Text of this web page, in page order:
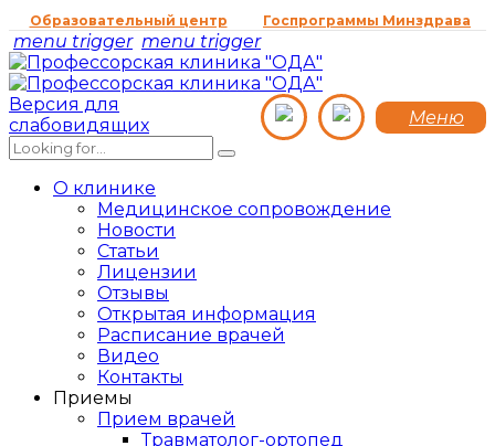
Образовательный центр Госпрограммы Минздрава
menu trigger menu trigger
Меню
Версия для
слабовидящих
О клинике
Медицинское сопровождение
Новости
Статьи
Лицензии
Отзывы
Открытая информация
Расписание врачей
Видео
Контакты
Приемы
Прием врачей
Травматолог-ортопед